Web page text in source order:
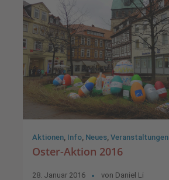
Aktionen Info Neues Veranstaltungen
Oster-Aktion 2016
28. Januar 2016 von Daniel Li